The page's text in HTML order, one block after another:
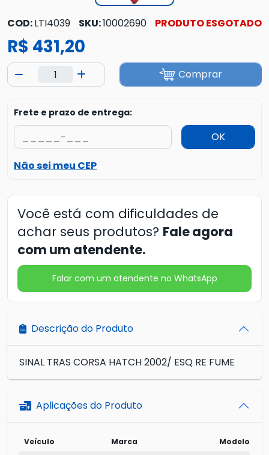
COD:LTI4039 SKU:10002690 PRODUTO ESGOTADO
R$ 431,20
Comprar
Frete e prazo de entrega:
OK
Não sei meu CEP
Você está com dificuldades de
achar seus produtos? Fale agora
com um atendente.
Falar com um atendente no WhatsApp
Descrição do Produto
SINAL TRAS CORSA HATCH 2002/ ESQ RE FUME
Aplicações do Produto
Veículo Marca
Modelo